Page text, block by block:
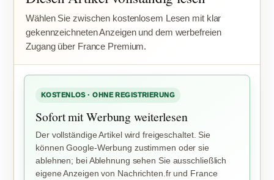
Wählen Sie zwischen kostenlosem Lesen mit klar
gekennzeichneten Anzeigen und dem werbefreien
Zugang über France Premium.
KOSTENLOS · OHNE REGISTRIERUNG
Sofort mit Werbung weiterlesen
Der vollständige Artikel wird freigeschaltet. Sie
können Google-Werbung zustimmen oder sie
ablehnen; bei Ablehnung sehen Sie ausschließlich
eigene Anzeigen von Nachrichten.fr und France